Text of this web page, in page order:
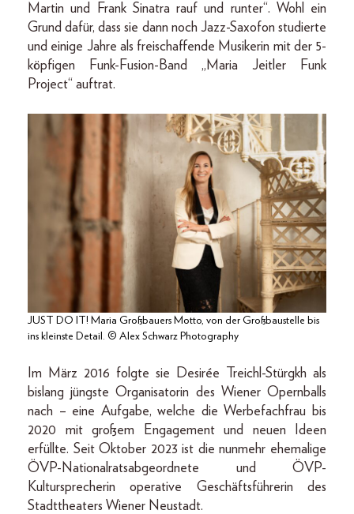
Martin und Frank Sinatra rauf und runter“. Wohl ein
Grund dafür, dass sie dann noch Jazz-Saxofon studierte
und einige Jahre als freischaffende Musikerin mit der 5-
köpfigen Funk-Fusion-Band „Maria Jeitler Funk
Project“ auftrat.
JUST DO IT! Maria Großbauers Motto, von der Großbaustelle bis
ins kleinste Detail. © Alex Schwarz Photography
Im März 2016 folgte sie Desirée Treichl-Stürgkh als
bislang jüngste Organisatorin des Wiener Opernballs
nach – eine Aufgabe, welche die Werbefachfrau bis
2020 mit großem Engagement und neuen Ideen
erfüllte. Seit Oktober 2023 ist die nunmehr ehemalige
ÖVP-Nationalratsabgeordnete und ÖVP-
Kultursprecherin operative Geschäftsführerin des
Stadttheaters Wiener Neustadt.